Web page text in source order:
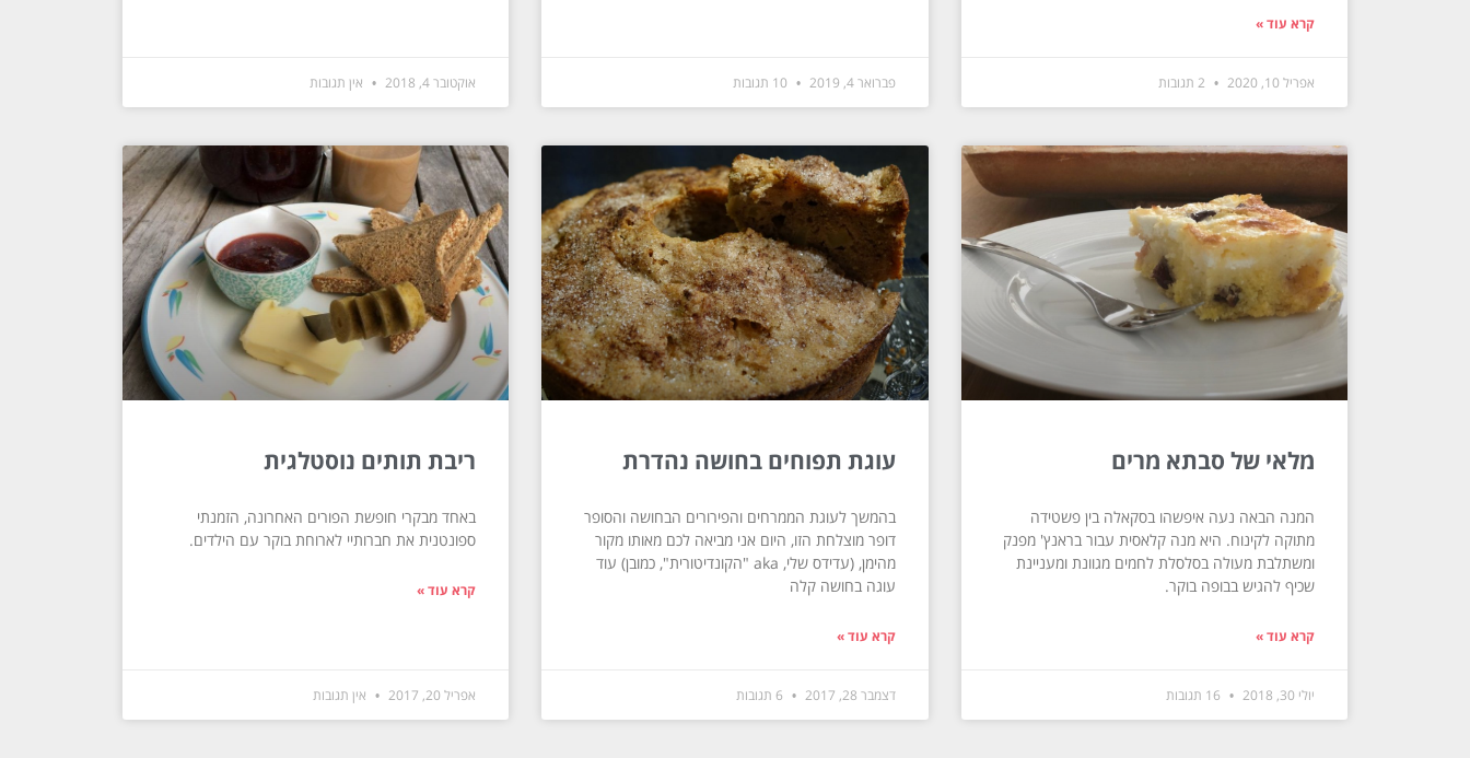
קרא עוד »
אפריל 10, 2020 פברואר 4, 2019 אוקטובר 4, 2018 אין תגובות
מלאי של סבתא מרים
המנה הבאה נעה איפשהו בסקאלה בין פשטידה
מתוקה לקינוח. היא מנה קלאסית עבור בראנץ' מפנק
ומשתלבת מעולה בסלסלת לחמים מגוונת ומעניינת
שכיף להגיש בבופה בוקר.
קרא עוד »
יולי 30, 2018
עוגת תפוחים בחושה נהדרת
בהמשך לעוגת הממרחים והפירורים הבחושה והסופר
דופר מוצלחת הזו, היום אני מביאה לכם מאותו מקור
מהימן, (עדידס שלי, aka "הקונדיטורית", כמובן) עוד
עוגה בחושה קלה
קרא עוד »
דצמבר 28, 2017
ריבת תותים נוסטלגית
באחד מבקרי חופשת הפורים האחרונה, הזמנתי
ספונטנית את חברותיי לארוחת בוקר עם הילדים.
קרא עוד »
אפריל 20, 2017 אין תגובות